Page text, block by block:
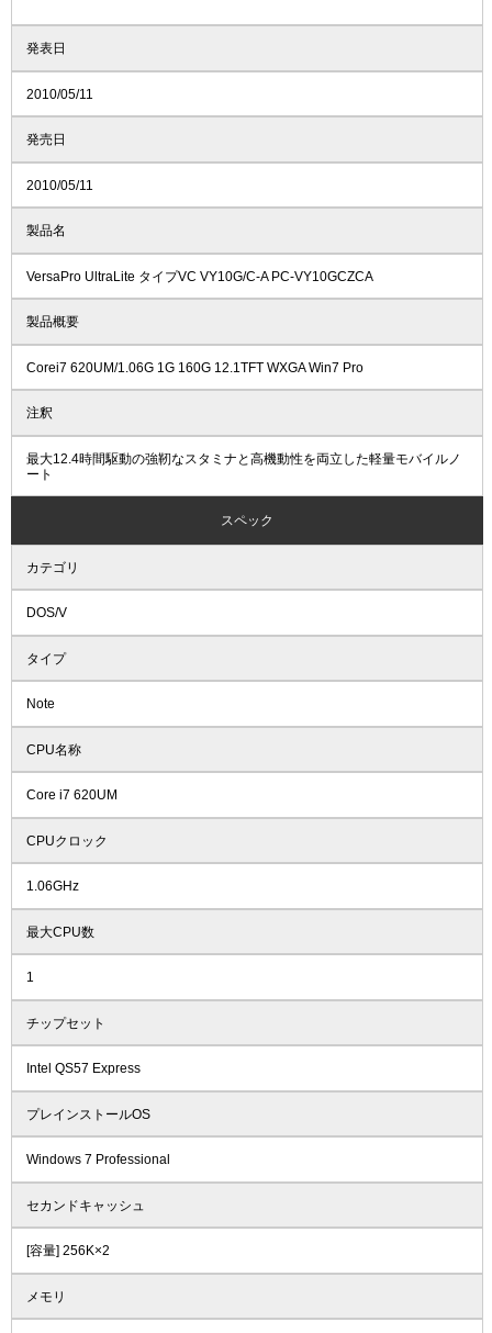
発表日
2010/05/11
発売日
2010/05/11
製品名
VersaPro UltraLite タイプVC VY10G/C-A PC-VY10GCZCA
製品概要
Corei7 620UM/1.06G 1G 160G 12.1TFT WXGA Win7 Pro
注釈
最大12.4時間駆動の強靭なスタミナと高機動性を両立した軽量モバイルノ
ート
スペック
カテゴリ
DOS/V
タイプ
Note
CPU名称
Core i7 620UM
CPUクロック
1.06GHz
最大CPU数
1
チップセット
Intel QS57 Express
プレインストールOS
Windows 7 Professional
セカンドキャッシュ
[容量] 256K×2
メモリ